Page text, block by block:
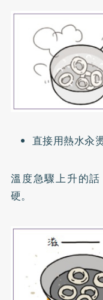
直接用熱水汆
溫度急驟上升的
硬。